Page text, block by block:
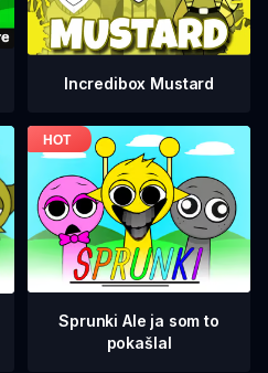
Incredibox Mustard
Sprunki Ale ja som to
pokašlal